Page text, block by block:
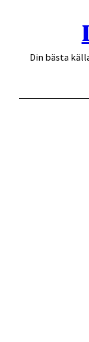
Din bästa